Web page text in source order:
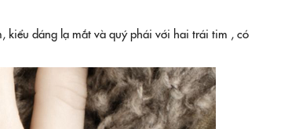
kiểu dáng lạ mắt và quý phái với hai trái tim , có